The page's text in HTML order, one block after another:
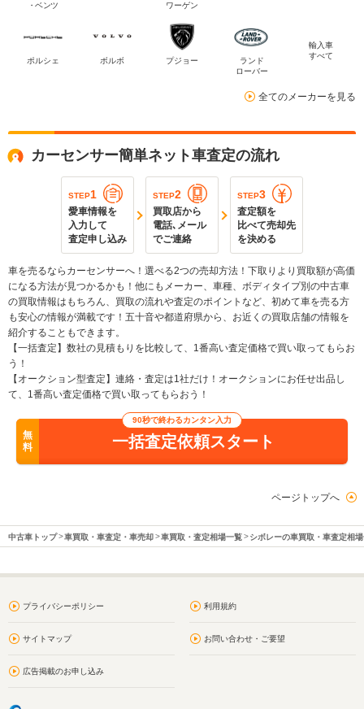
・ベンツ
ワーゲン
ポルシェ ボルボ プジョー
ランド
ローバー
輸入車
すべて
全てのメーカーを見る
カーセンサー簡単ネット車査定の流れ
STEP1
愛車情報を
入力して
査定申し込み
STEP2
買取店から
電話､メール
でご連絡
STEP3
査定額を
比べて売却先
を決める
車を売るならカーセンサーへ！選べる2つの売却方法！下取りより買取額が高価
になる方法が見つかるかも！他にもメーカー、車種、ボディタイプ別の中古車
の買取情報はもちろん、買取の流れや査定のポイントなど、初めて車を売る方
も安心の情報が満載です！五十音や都道府県から、お近くの買取店舗の情報を
紹介することもできます。
【一括査定】数社の見積もりを比較して、1番高い査定価格で買い取ってもらお
う！
【オークション型査定】連絡・査定は1社だけ！オークションにお任せ出品し
て、1番高い査定価格で買い取ってもらおう！
無
料
90秒で終わるカンタン入力
一括査定依頼スタート
ページトップへ
中古車トップ 車買取・車査定・車売却 車買取・査定相場一覧 シボレーの車買取・車査定相
プライバシーポリシー 利用規約
サイトマップ お問い合わせ・ご要望
広告掲載のお申し込み